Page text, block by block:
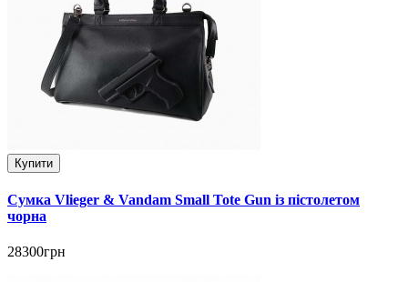
Купити
Сумка Vlieger & Vandam Small Tote Gun із пістолетом
чорна
28300грн